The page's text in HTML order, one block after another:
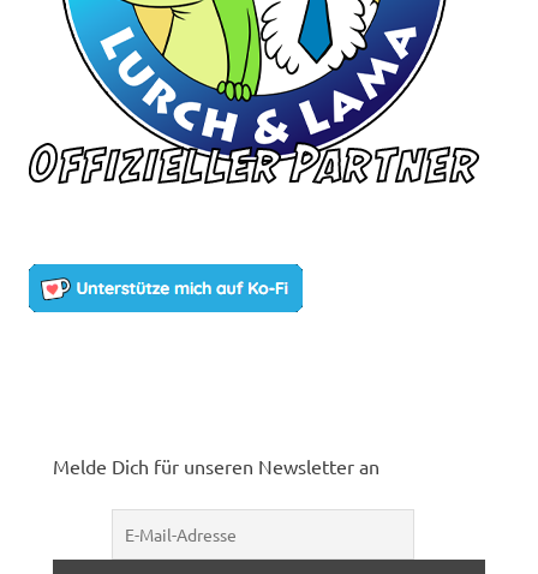
Melde Dich für unseren Newsletter an